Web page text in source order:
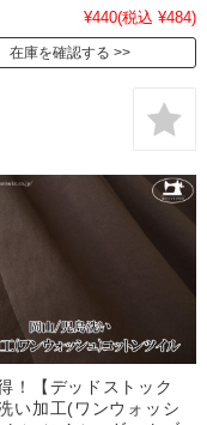
¥440(税込 ¥484)
在庫を確認する
！【デッドストック
い加工(ワンウォッシ